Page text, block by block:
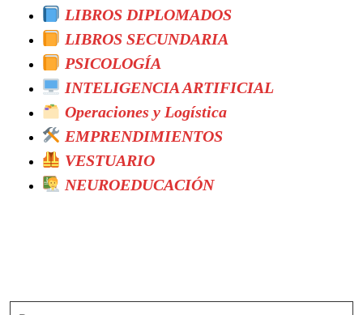
LIBROS DIPLOMADOS
LIBROS SECUNDARIA
PSICOLOGÍA
INTELIGENCIA ARTIFICIAL
Operaciones y Logística
EMPRENDIMIENTOS
VESTUARIO
NEUROEDUCACIÓN